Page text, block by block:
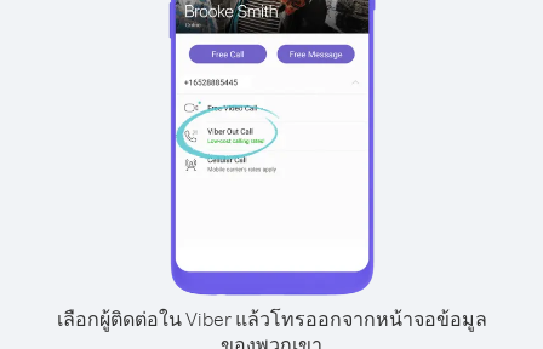
เลือกผู้ติดต่อใน Viber แล้วโทรออกจากหน้าจอข้อมูล
ของพวกเขา